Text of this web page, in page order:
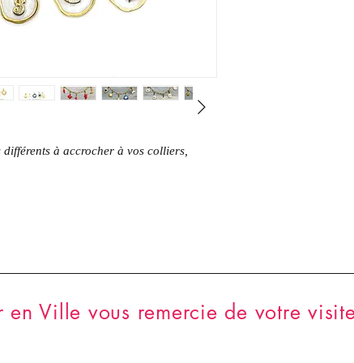
à accrocher à vos colliers,
en Ville vous remercie de votre